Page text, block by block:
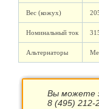
Вес (кожух)
Номинальный ток
Альтернаторы
Вы можете
8 (495) 212-